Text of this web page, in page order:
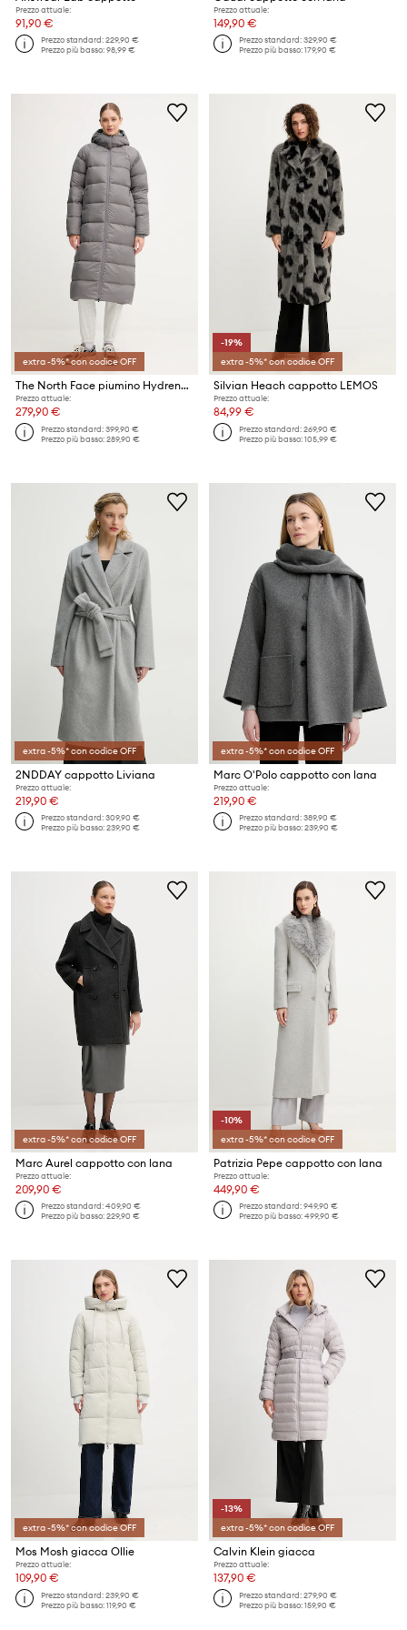
Prezzo attuale:
91,90 €
Prezzo standard:229,90 €
Prezzo più basso:98,99 €
Prezzo attuale:
149,90 €
Prezzo standard:329,90 €
Prezzo più basso:179,90 €
extra -5%* con codice OFF
The North Face piumino Hydrenalite City
Prezzo attuale:
279,90 €
Prezzo standard:399,90 €
Prezzo più basso:289,90 €
-19%
extra -5%* con codice OFF
Silvian Heach cappotto LEMOS
Prezzo attuale:
84,99 €
Prezzo standard:269,90 €
Prezzo più basso:105,99 €
extra -5%* con codice OFF
2NDDAY cappotto Liviana
Prezzo attuale:
219,90 €
Prezzo standard:309,90 €
Prezzo più basso:239,90 €
extra -5%* con codice OFF
Marc O'Polo cappotto con lana
Prezzo attuale:
219,90 €
Prezzo standard:389,90 €
Prezzo più basso:239,90 €
extra -5%* con codice OFF
Marc Aurel cappotto con lana
Prezzo attuale:
209,90 €
Prezzo standard:409,90 €
Prezzo più basso:229,90 €
-10%
extra -5%* con codice OFF
Patrizia Pepe cappotto con lana
Prezzo attuale:
449,90 €
Prezzo standard:949,90 €
Prezzo più basso:499,90 €
extra -5%* con codice OFF
Mos Mosh giacca Ollie
Prezzo attuale:
109,90 €
Prezzo standard:239,90 €
Prezzo più basso:119,90 €
-13%
extra -5%* con codice OFF
Calvin Klein giacca
Prezzo attuale:
137,90 €
Prezzo standard:279,90 €
Prezzo più basso:159,90 €